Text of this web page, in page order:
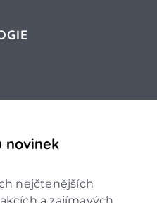
novinek
nejčtenějších